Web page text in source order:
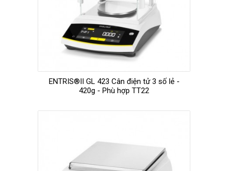
ENTRIS®II GL 423 Cân điện tử 3 số lẻ -
420g - Phù hợp TT22